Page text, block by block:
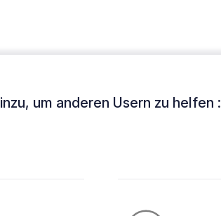
um anderen Usern zu helfen :